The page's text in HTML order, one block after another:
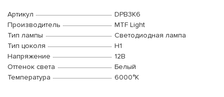
Артикул
DPB3K6
Производитель
MTF Light
Тип лампы
Светодиодная лампа
Тип цоколя
H1
Напряжение
12В
Оттенок света
Белый
Температура
6000°K